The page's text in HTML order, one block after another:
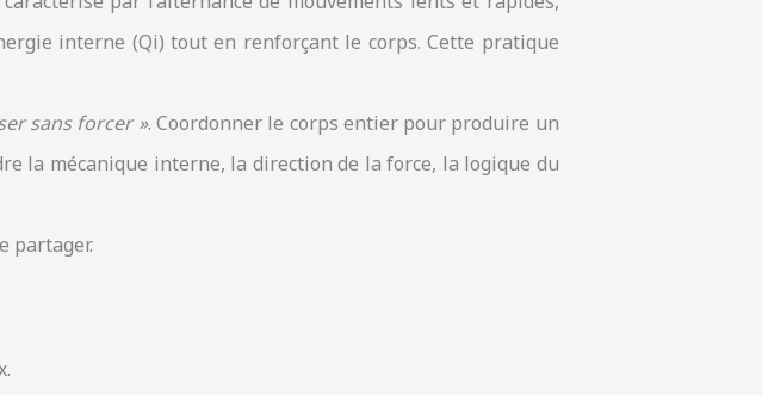
interne (Qi) tout en renforçant le corps. Cette pratique
sans forcer ». Coordonner le corps entier pour produire un
la mécanique interne, la direction de la force, la logique du
partager.